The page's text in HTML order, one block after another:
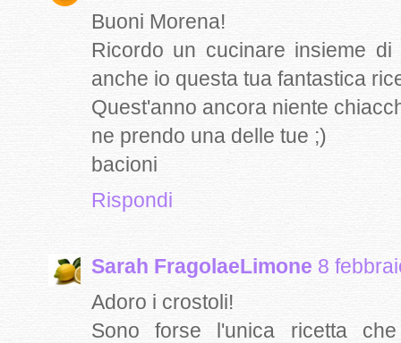
Buoni Morena!
Ricordo un cucinare insieme
anche io questa tua fantastica
Quest'anno ancora niente
ne prendo una delle tue ;)
bacioni
Rispondi
Sarah FragolaeLimone 8
Adoro i crostoli!
Sono forse l'unica ricetta